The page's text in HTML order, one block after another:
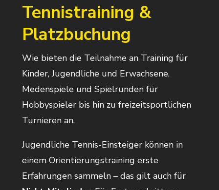
Tennistraining &
Platzbuchung
Wie bieten die Teilnahme an Training für
Kinder, Jugendliche und Erwachsene,
Medenspiele und Spielrunden für
Hobbyspieler bis hin zu freizeitsportlichen
Turnieren an.
Jugendliche Tennis-Einsteiger können in
einem Orientierungstraining erste
Erfahrungen sammeln – das gilt auch für